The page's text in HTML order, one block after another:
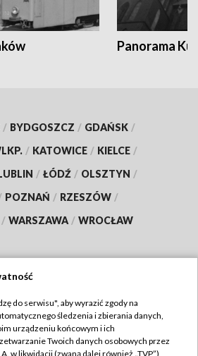
Panorama
/ BYDGOSZCZ / GDAŃSK /
/ KATOWICE / KIELCE /
/ ŁÓDŹ / OLSZTYN /
POZNAŃ / RZESZÓW /
/ WARSZAWA / WROCŁAW
TVP
Regulamin TVP
do serwisu", aby wyrazić zgody na
śledzenia i zbierania danych,
urządzeniu końcowym i ich
Twoich danych osobowych przez
w likwidacji (zwaną dalej również „TVP”),